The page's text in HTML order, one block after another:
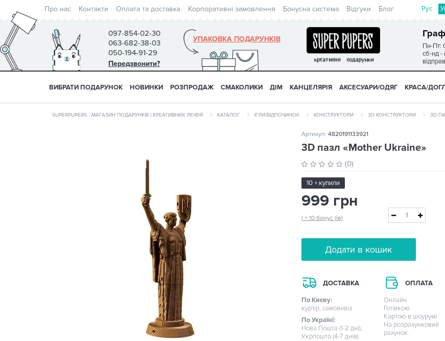
Про нас Контакти Оплата та доставка Корпоративні замовлення Бонусна система Відгуки Блог Рус
097-854-02-30
063-682-38-03
050-194-91-29
Передзвонити?
Пн-Пт:
сб-нд -
УПАКОВКА ПОДАРУНКІВ
ВИБРАТИ ПОДАРУНОК НОВИНКИ РОЗПРОДАЖ СМАКОЛИКИ ДІМ КАНЦЕЛЯРІЯ АКСЕСУАРИ/ОДЯГ КРАСА/
SUPERPUPERS - МАГАЗИН ПОДАРУНКІВ І КРЕАТИВНИХ РЕЧЕЙ КАТАЛОГ ІГРИ/ВІДПОЧИНОК КОНСТРУКТОРИ 3D КОНСТРУКТОРИ 3D
Артикул: 4820191133921
3D пазл «Mother Ukraine»
(0)
10 + купили
999 грн
( + 10 бонус (ів)
Додати в кошик
ДОСТАВКА
По Києву:
кур'єр, самовивіз
По Україні:
Нова Пошта (1-2 дні),
Укрпошта (4-7 днів)
ОПЛАТА
Онлайн
Готівкою
Картою в шоурумі
На розрахунковий
рахунок